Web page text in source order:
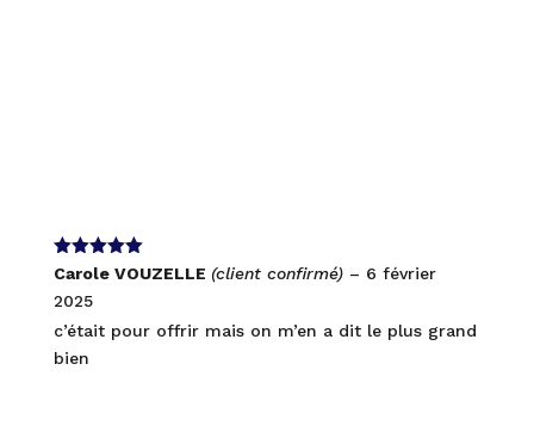
Note5sur
Carole VOUZELLE (client confirmé) – 6 février
2025
c’était pour offrir mais on m’en a dit le plus grand
bien